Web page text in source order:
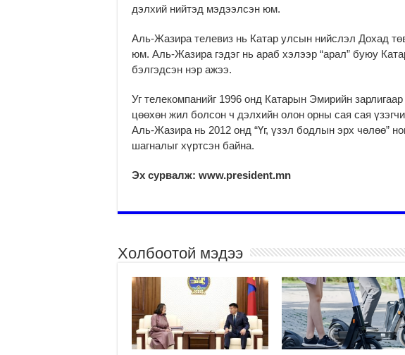
дэлхий нийтэд мэдээлсэн юм.
Аль-Жазира телевиз нь Катар улсын нийслэл Дохад
юм. Аль-Жазира гэдэг нь араб хэлээр “арал” буюу
бэлгэдсэн нэр ажээ.
Уг телекомпанийг 1996 онд Катарын Эмирийн
цөөхөн жил болсон ч дэлхийн олон орны сая сая
Аль-Жазира нь 2012 онд “Үг, үзэл бодлын эрх чөлөө”
шагналыг хүртсэн байна.
Эх сурвалж: www.president.mn
Холбоотой мэдээ